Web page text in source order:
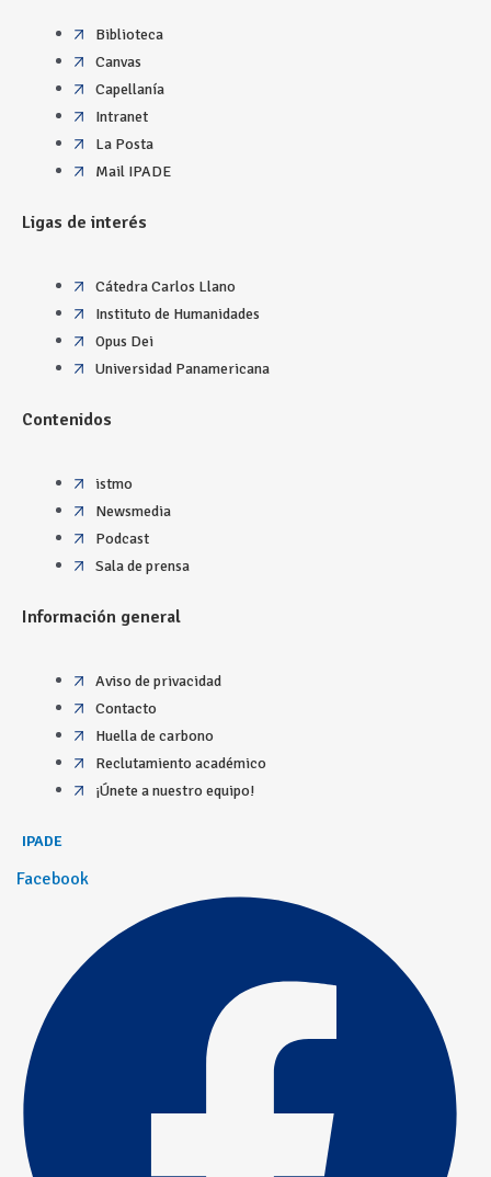
Biblioteca
Canvas
Capellanía
Intranet
La Posta
Mail IPADE
Ligas de interés
Cátedra Carlos Llano
Instituto de Humanidades
Opus Dei
Universidad Panamericana
Contenidos
istmo
Newsmedia
Podcast
Sala de prensa
Información general
Aviso de privacidad
Contacto
Huella de carbono
Reclutamiento académico
¡Únete a nuestro equipo!
IPADE
Facebook